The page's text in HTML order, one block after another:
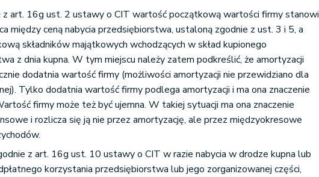
art. 16g ust. 2 ustawy o CIT wartość początkową wartości firmy stanowi
między ceną nabycia przedsiębiorstwa, ustaloną zgodnie z ust. 3 i 5, a
składników majątkowych wchodzących w skład kupionego
z dnia kupna. W tym miejscu należy zatem podkreślić, że amortyzacji
dodatnia wartość firmy (możliwości amortyzacji nie przewidziano dla
Tylko dodatnia wartość firmy podlega amortyzacji i ma ona znaczenie
firmy może też być ujemna. W takiej sytuacji ma ona znaczenie
i rozlicza się ją nie przez amortyzację, ale przez międzyokresowe
z art. 16g ust. 10 ustawy o CIT w razie nabycia w drodze kupna lub
korzystania przedsiębiorstwa lub jego zorganizowanej części,